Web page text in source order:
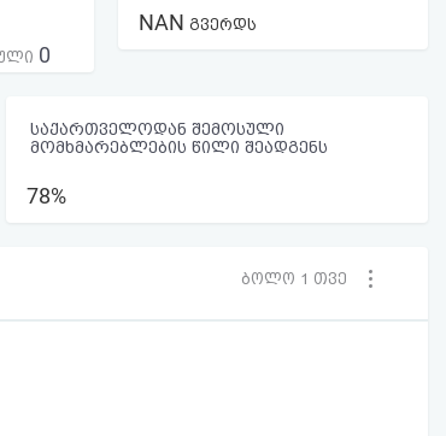
0
NAN გვერდს
საქართველოდან შემოსული
მომხმარებლების წილი შეადგენს
78%
ბოლო 1 თვე